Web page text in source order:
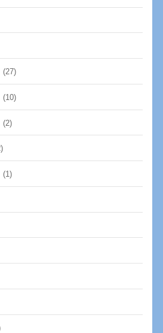
(27)
(10)
(2)
(1)